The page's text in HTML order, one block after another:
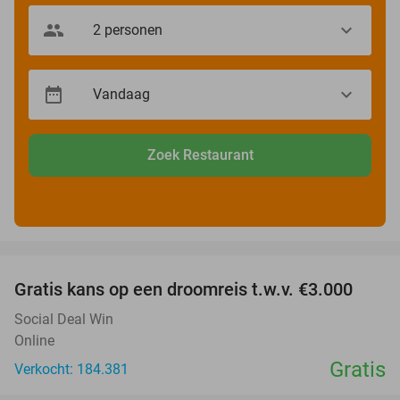
Zoek Restaurant
Gratis kans op een droomreis t.w.v. €3.000
Social Deal Win
Online
Verkocht: 184.381
Gratis